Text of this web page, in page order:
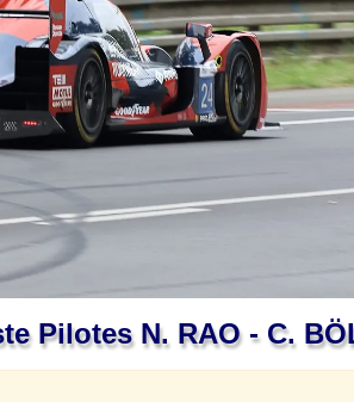
Pilotes N. RAO - C.